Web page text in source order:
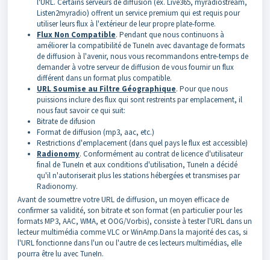
l'URL. Certains serveurs de diffusion (ex. Live365, myradiostream,
Listen2myradio) offrent un service premium qui est requis pour
utiliser leurs flux à l'extérieur de leur propre plate-forme.
Flux Non Compatible. Pendant que nous continuons à
améliorer la compatibilité de TuneIn avec davantage de formats
de diffusion à l'avenir, nous vous recommandons entre-temps de
demander à votre serveur de diffusion de vous fournir un flux
différent dans un format plus compatible.
URL Soumise au Filtre Géographique. Pour que nous
puissions inclure des flux qui sont restreints par emplacement, il
nous faut savoir ce qui suit:
Bitrate de difusion
Format de diffusion (mp3, aac, etc.)
Restrictions d'emplacement (dans quel pays le flux est accessible)
Radionomy. Conformément au contrat de licence d'utilisateur
final de TuneIn et aux conditions d'utilisation, TuneIn a décidé
qu'il n'autoriserait plus les stations hébergées et transmises par
Radionomy.
Avant de soumettre votre URL de diffusion, un moyen efficace de
confirmer sa validité, son bitrate et son format (en particulier pour les
formats MP3, AAC, WMA, et OOG/Vorbis), consiste à tester l'URL dans un
lecteur multimédia comme VLC or WinAmp.Dans la majorité des cas, si
l'URL fonctionne dans l'un ou l'autre de ces lecteurs multimédias, elle
pourra être lu avec TuneIn.